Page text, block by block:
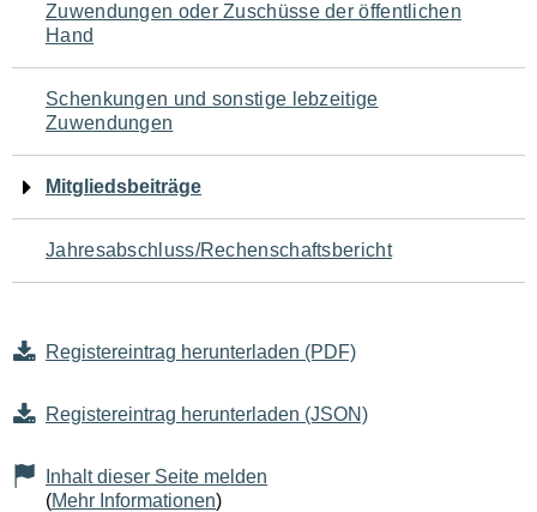
Zuwendungen oder Zuschüsse der öffentlichen
Hand
Schenkungen und sonstige lebzeitige
Zuwendungen
Mitgliedsbeiträge
Jahresabschluss/Rechenschaftsbericht
Registereintrag herunterladen (PDF)
Registereintrag herunterladen (JSON)
Inhalt dieser Seite melden
(Mehr Informationen)